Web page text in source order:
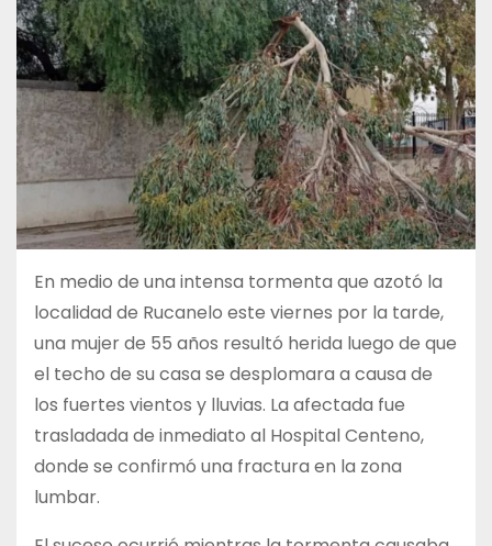
En medio de una intensa tormenta que azotó la
localidad de Rucanelo este viernes por la tarde,
una mujer de 55 años resultó herida luego de que
el techo de su casa se desplomara a causa de
los fuertes vientos y lluvias. La afectada fue
trasladada de inmediato al Hospital Centeno,
donde se confirmó una fractura en la zona
lumbar.